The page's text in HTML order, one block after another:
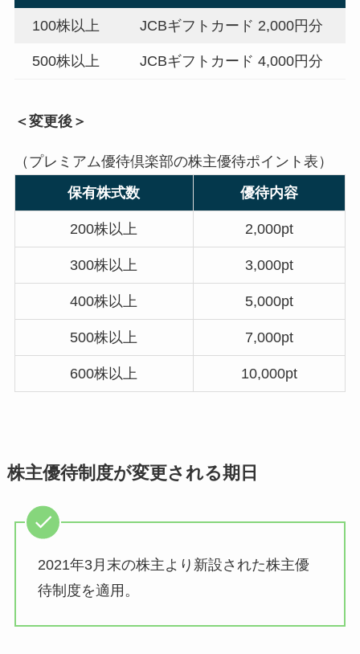
100株以上 JCBギフトカード 2,000円分
500株以上 JCBギフトカード 4,000円分
＜変更後＞
（プレミアム優待倶楽部の株主優待ポイント表）
保有株式数
優待内容
200株以上 2,000pt
300株以上 3,000pt
400株以上 5,000pt
500株以上 7,000pt
600株以上 10,000pt
株主優待制度が変更される期日
2021年3月末の株主より新設された株主優
待制度を適用。